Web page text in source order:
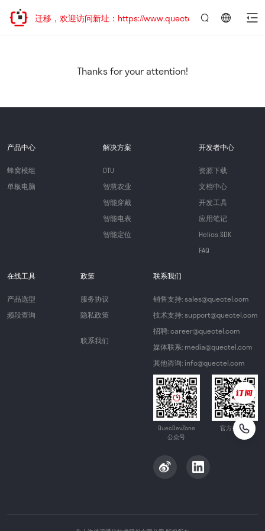
地址已迁移，欢迎访问新址：https://www.quectel.com.cn
Thanks for your attention!
产品中心
蜂窝模组
单板电脑
解决方案
DTU
智慧农业
智能穿戴
智能电表
智能定位
开发者中心
资源下载
文档中心
开发工具
应用笔记
Helios SDK
FAQ
在线工具
产品选型
频段查询
政策
服务协议
隐私政策
联系我们
联系我们
销售支持: sales@quectel.com
技术支持: support@quectel.com
招聘: career@quectel.com
媒体联系: media@quectel.com
其他咨询: info@quectel.com
QuecDevZone
公众号
官方公众号